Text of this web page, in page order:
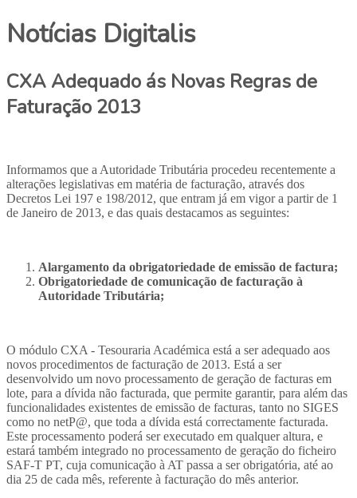
Notícias Digitalis
CXA Adequado ás Novas Regras de
Faturação 2013
Informamos que a Autoridade Tributária procedeu recentemente a
alterações legislativas em matéria de facturação, através dos
Decretos Lei 197 e 198/2012, que entram já em vigor a partir de 1
de Janeiro de 2013, e das quais destacamos as seguintes:
Alargamento da obrigatoriedade de emissão de factura;
Obrigatoriedade de comunicação de facturação à
Autoridade Tributária;
O módulo CXA - Tesouraria Académica está a ser adequado aos
novos procedimentos de facturação de 2013. Está a ser
desenvolvido um novo processamento de geração de facturas em
lote, para a dívida não facturada, que permite garantir, para além das
funcionalidades existentes de emissão de facturas, tanto no SIGES
como no netP@, que toda a dívida está correctamente facturada.
Este processamento poderá ser executado em qualquer altura, e
estará também integrado no processamento de geração do ficheiro
SAF-T PT, cuja comunicação à AT passa a ser obrigatória, até ao
dia 25 de cada mês, referente à facturação do mês anterior.